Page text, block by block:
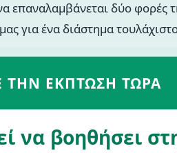
επαναλαμβάνεται δύο φορές
για ένα διάστημα
ΤΗΝ ΈΚΠΤΩΣΗ ΤΏΡΑ
να βοηθήσει